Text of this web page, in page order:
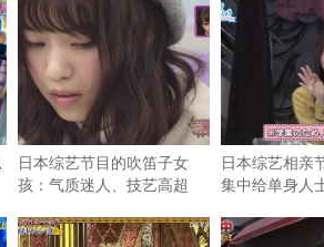
日本综艺节目的吹笛子女
孩：气质迷人、技艺高超
日本综艺相亲
集中给单身人